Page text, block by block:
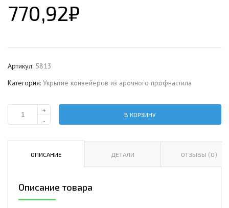
770,92₽
Артикул: 5813
Категория: Укрытие конвейеров из арочного профнастила
Количество
конвейеров
МП10ПГ-1200,
+
-
В КОРЗИНУ
ОПИСАНИЕ ДЕТАЛИ ОТЗЫВЫ (0)
Описание товара